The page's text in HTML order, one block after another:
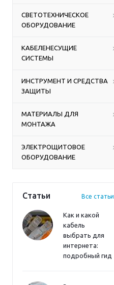
СВЕТОТЕХНИЧЕСКОЕ
ОБОРУДОВАНИЕ
КАБЕЛЕНЕСУЩИЕ
СИСТЕМЫ
ИНСТРУМЕНТ И СРЕДСТВА
ЗАЩИТЫ
МАТЕРИАЛЫ ДЛЯ
МОНТАЖА
ЭЛЕКТРОЩИТОВОЕ
ОБОРУДОВАНИЕ
Статьи Все статьи
Как и какой
кабель
выбрать для
интернета:
подробный гид